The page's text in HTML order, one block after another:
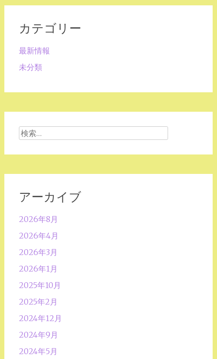
カテゴリー
最新情報
未分類
検
アーカイブ
2026年8月
2026年4月
2026年3月
2026年1月
2025年10月
2025年2月
2024年12月
2024年9月
2024年5月